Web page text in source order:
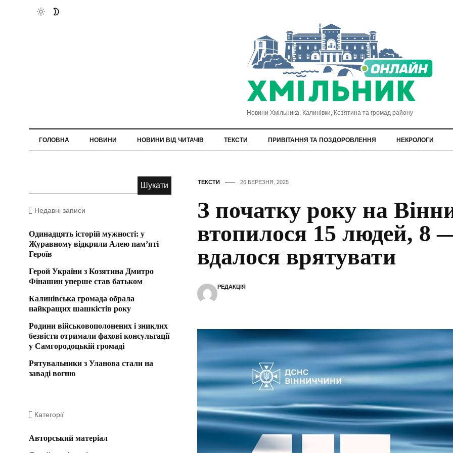
Новини Хмільника, Калинівки, Козятина та громад району
ГОЛОВНА НОВИНИ НОВИНИ ВІД ЧИТАЧІВ ТЕКСТИ ПРИВІТАННЯ ТА ПОЗДОРОВЛЕННЯ НЕКРОЛОГИ
ТЕКСТИ 26 БЕРЕЗНЯ, 2025
З початку року на
втопилося 15 людей, 8
вдалося врятувати
РЕДАКЦІЯ
Недавні записи
Одинадцять історій мужності: у
Журавному відкрили Алею пам’яті
Героїв
Герой України з Козятина Дмитро
Фінашин уперше став батьком
Калинівська громада обрала
найкращих шашкістів року
Родини військовополонених і зниклих
безвісти отримали фахові консультації
у Самгородоцькій громаді
Рятувальники з Уланова стали на
заваді вогню
Категорії
Авторський матеріал